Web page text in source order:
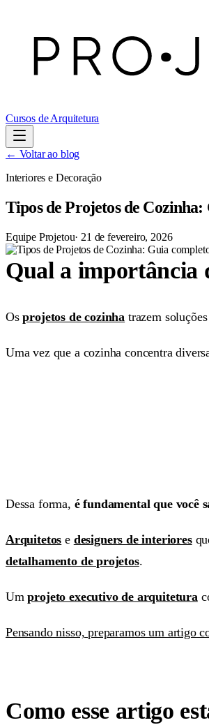
Cursos de Arquitetura
← Voltar ao blog
Interiores e Decoração
Tipos de Projetos de
Equipe Projetou· 21 de fevereiro, 2026
Qual a importância
Osprojetos de cozinha trazem
Uma vez que a cozinha concentra
Dessa forma, é fundamental que você
Arquitetos e designers de interiores
detalhamento de projetos.
Umprojeto executivo de arquitetura
Pensando nisso, preparamos um artigo
Como esse artigo